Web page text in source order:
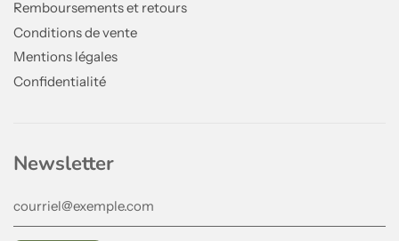
Remboursements et retours
Conditions de vente
Mentions légales
Confidentialité
Newsletter